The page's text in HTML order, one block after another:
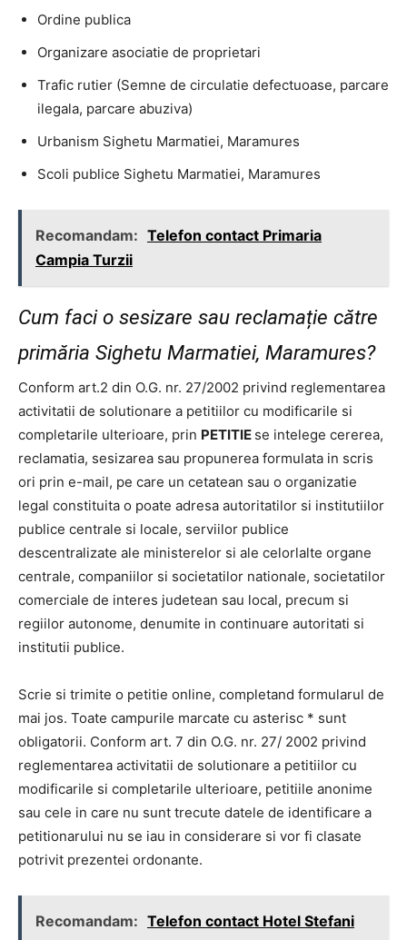
Ordine publica
Organizare asociatie de proprietari
Trafic rutier (Semne de circulatie defectuoase, parcare
ilegala, parcare abuziva)
Urbanism Sighetu Marmatiei, Maramures
Scoli publice Sighetu Marmatiei, Maramures
Recomandam: Telefon contact Primaria
Campia Turzii
Cum faci o sesizare sau reclamație către
primăria Sighetu Marmatiei, Maramures?
Conform art.2 din O.G. nr. 27/2002 privind reglementarea
activitatii de solutionare a petitiilor cu modificarile si
completarile ulterioare, prin PETITIE se intelege cererea,
reclamatia, sesizarea sau propunerea formulata in scris
ori prin e-mail, pe care un cetatean sau o organizatie
legal constituita o poate adresa autoritatilor si institutiilor
publice centrale si locale, serviilor publice
descentralizate ale ministerelor si ale celorlalte organe
centrale, companiilor si societatilor nationale, societatilor
comerciale de interes judetean sau local, precum si
regiilor autonome, denumite in continuare autoritati si
institutii publice.
Scrie si trimite o petitie online, completand formularul de
mai jos. Toate campurile marcate cu asterisc * sunt
obligatorii. Conform art. 7 din O.G. nr. 27/ 2002 privind
reglementarea activitatii de solutionare a petitiilor cu
modificarile si completarile ulterioare, petitiile anonime
sau cele in care nu sunt trecute datele de identificare a
petitionarului nu se iau in considerare si vor fi clasate
potrivit prezentei ordonante.
Recomandam: Telefon contact Hotel Stefani